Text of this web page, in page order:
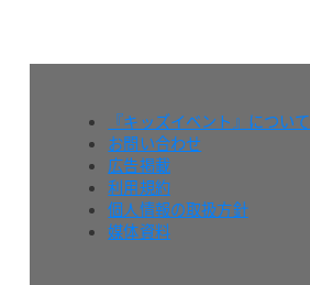
『キッズイベント』について
お問い合わせ
広告掲載
利用規約
個人情報の取扱方針
媒体資料